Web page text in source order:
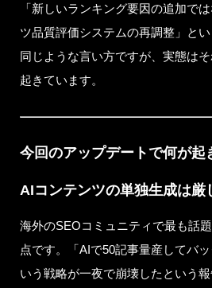
「新しいランキング要因の追加で
ツ品質評価システムの再調整」と
同じような言い方ですが、実態は
起きています。
今回のアップデートで何が起
AIコンテンツの単独生成は厳
海外のSEOコミュニティで最も話
点です。「AIで50記事量産してバ
いう戦略が一夜で崩壊したという